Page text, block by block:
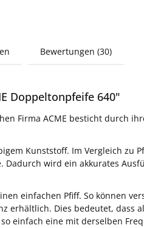
Bewertungen (30)
Doppeltonpfeife 640"
Firma ACME besticht durch
Kunststoff. Im Vergleich
Dadurch wird ein akkurates
einfachen Pfiff. So können
erhältlich. Dies bedeutet, dass
einfach eine mit derselben